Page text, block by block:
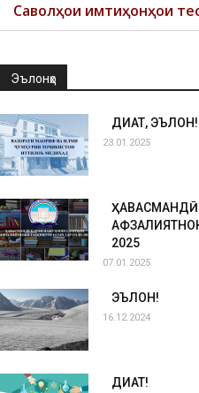
Саволҳои имтиҳонҳои
Эълонҳо
ДИҚҚАТ,
23.01.2025
2025
07.01.2025
ЭЪЛОН!
16.12.2024
ДИҚҚАТ!